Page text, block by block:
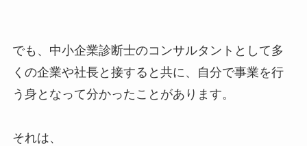
でも、中小企業診断士のコンサルタントとして多
くの企業や社長と接すると共に、自分で事業を行
う身となって分かったことがあります。
それは、